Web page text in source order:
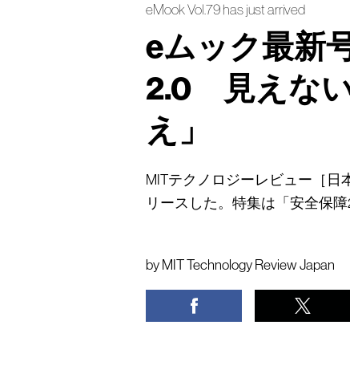
eMook Vol.79 has just arrived
eムック最新
2.0 見えな
え」
MITテクノロジーレビュー［日
リースした。特集は「安全保
by MIT Technology Review Japan